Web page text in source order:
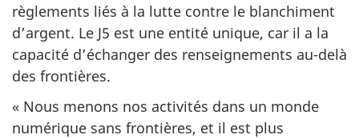
règlements liés à la lutte contre le blanchiment
d’argent. Le J5 est une entité unique, car il a la
capacité d’échanger des renseignements au-delà
des frontières.
« Nous menons nos activités dans un monde
numérique sans frontières, et il est plus